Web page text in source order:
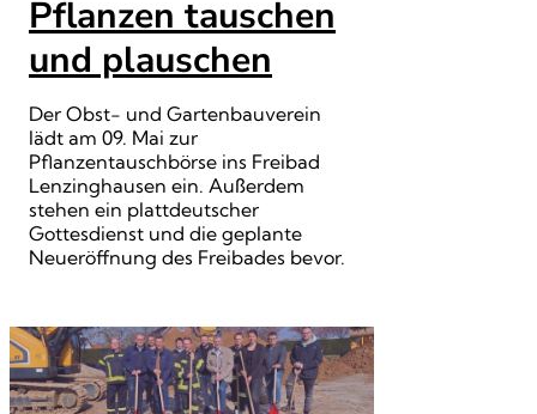
Pflanzen tauschen
und plauschen
Der Obst- und Gartenbauverein
lädt am 09. Mai zur
Pflanzentauschbörse ins Freibad
Lenzinghausen ein. Außerdem
stehen ein plattdeutscher
Gottesdienst und die geplante
Neueröffnung des Freibades bevor.